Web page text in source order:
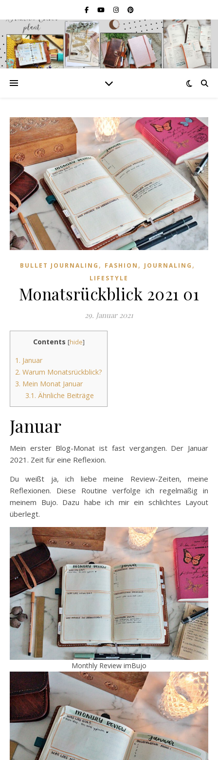
BULLET JOURNALING , FASHION , JOURNALING ,
LIFESTYLE
Monatsrückblick 2021 01
29. Januar 2021
Contents [hide]
1. Januar
2. Warum Monatsrückblick?
3. Mein Monat Januar
3.1. Ähnliche Beiträge
Januar
Mein erster Blog-Monat ist fast vergangen. Der Januar
2021. Zeit für eine Reflexion.
Du weißt ja, ich liebe meine Review-Zeiten, meine
Reflexionen. Diese Routine verfolge ich regelmäßig in
meinem Bujo. Dazu habe ich mir ein schlichtes Layout
überlegt.
Monthly Review imBujo